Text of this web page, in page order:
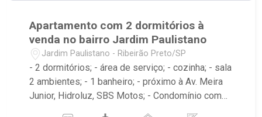
Apartamento com 2 dormitórios à
venda no bairro Jardim Paulistano
Jardim Paulistano - Ribeirão Preto/SP
- 2 dormitórios; - área de serviço; - cozinha; - sala
2 ambientes; - 1 banheiro; - próximo à Av. Meira
Junior, Hidroluz, SBS Motos; - Condomínio com